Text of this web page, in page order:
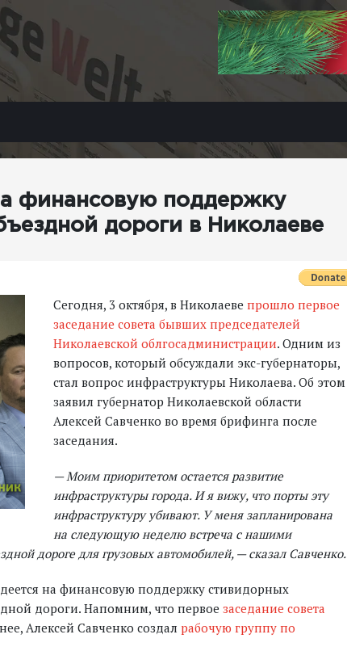
финансовую поддержку
дороги в Николаеве
Сегодня, 3 октября, в Николаеве прошло первое
заседание совета бывших председателей
Николаевской облгосадминистрации. Одним из
вопросов, который обсуждали экс-губернаторы,
стал вопрос инфраструктуры Николаева. Об этом
заявил губернатор Николаевской области
Алексей Савченко во время брифинга после
заседания.
— Моим приоритетом остается развитие
инфраструктуры города. И я вижу, что порты эту
инфраструктуру убивают. У меня запланирована
на следующую неделю встреча с нашими
дороге для грузовых автомобилей, — сказал Савченко.
на финансовую поддержку стивидорных
дороги. Напомним, что первое заседание совета
Алексей Савченко создал рабочую группу по